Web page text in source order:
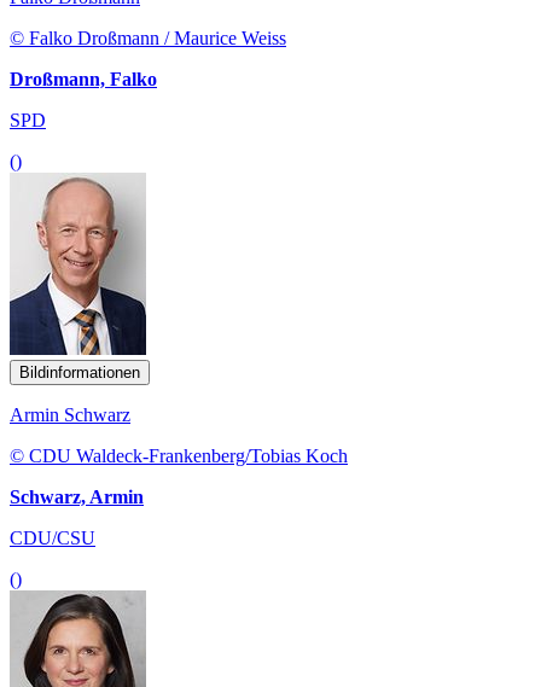
© Falko Droßmann / Maurice Weiss
Droßmann, Falko
SPD
()
Bildinformationen
Armin Schwarz
© CDU Waldeck-Frankenberg/Tobias Koch
Schwarz, Armin
CDU/CSU
()